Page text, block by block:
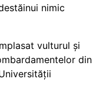
nimic
vulturul și
din